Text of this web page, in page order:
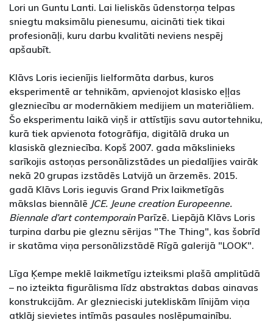
Lori un Guntu Lanti. Lai lieliskās ūdenstorņa telpas
sniegtu maksimālu pienesumu, aicināti tiek tikai
profesionāļi, kuru darbu kvalitāti neviens nespēj
apšaubīt.
Klāvs Loris iecienījis lielformāta darbus, kuros
eksperimentē ar tehnikām, apvienojot klasisko eļļas
glezniecību ar modernākiem medijiem un materiāliem.
Šo eksperimentu laikā viņš ir attīstījis savu autortehniku,
kurā tiek apvienota fotogrāfija, digitālā druka un
klasiskā glezniecība. Kopš 2007. gada mākslinieks
sarīkojis astoņas personālizstādes un piedalījies vairāk
nekā 20 grupas izstādēs Latvijā un ārzemēs. 2015.
gadā Klāvs Loris ieguvis Grand Prix laikmetīgās
mākslas biennālē JCE. Jeune creation Europeenne.
Biennale d’art contemporainParīzē. Liepājā Klāvs Loris
turpina darbu pie gleznu sērijas "The Thing", kas šobrīd
ir skatāma viņa personālizstādē Rīgā galerijā "LOOK".
Līga Ķempe meklē laikmetīgu izteiksmi plašā amplitūdā
– no izteikta figurālisma līdz abstraktas dabas ainavas
konstrukcijām. Ar gleznieciski jutekliskām līnijām viņa
atklāj sievietes intīmās pasaules noslēpumainību.